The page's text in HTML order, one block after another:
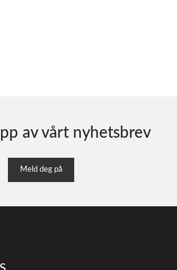
av vårt nyhetsbrev
Meld deg på